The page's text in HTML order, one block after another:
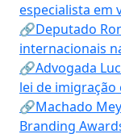
especialista em
🔗Deputado
internacionais
🔗Advogada
lei de
🔗Machado
Branding